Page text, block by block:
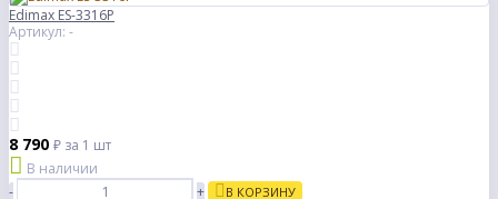
Edimax ES-3316P
Артикул: -
8 790 ₽ за 1 шт
В наличии
-
+ В КОРЗИНУ